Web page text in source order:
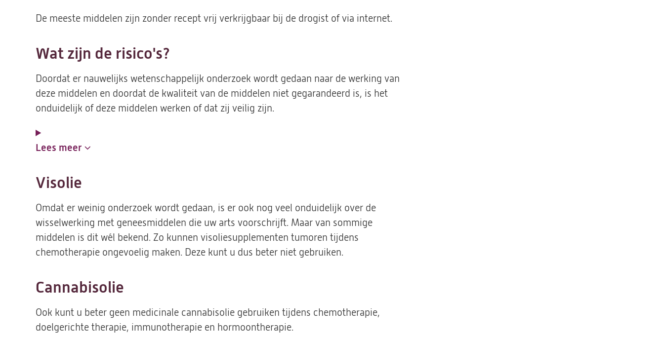
De meeste middelen zijn zonder recept vrij verkrijgbaar bij de drogist of via internet.
Wat zijn de risico's?
Doordat er nauwelijks wetenschappelijk onderzoek wordt gedaan naar de werking van
deze middelen en doordat de kwaliteit van de middelen niet gegarandeerd is, is het
onduidelijk of deze middelen werken of dat zij veilig zijn.
Lees meer
Visolie
Omdat er weinig onderzoek wordt gedaan, is er ook nog veel onduidelijk over de
wisselwerking met geneesmiddelen die uw arts voorschrijft. Maar van sommige
middelen is dit wél bekend. Zo kunnen visoliesupplementen tumoren tijdens
chemotherapie ongevoelig maken. Deze kunt u dus beter niet gebruiken.
Cannabisolie
Ook kunt u beter geen medicinale cannabisolie gebruiken tijdens chemotherapie,
doelgerichte therapie, immunotherapie en hormoontherapie.